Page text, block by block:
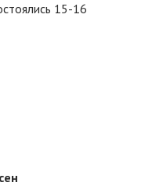
15-16